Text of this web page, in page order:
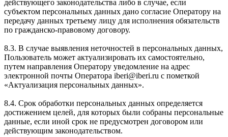
действующего законодательства либо в случае, если
субъектом персональных данных дано согласие Оператору на
передачу данных третьему лицу для исполнения обязательств
по гражданско-правовому договору.
8.3. В случае выявления неточностей в персональных данных,
Пользователь может актуализировать их самостоятельно,
путем направления Оператору уведомление на адрес
электронной почты Оператора iberi@iberi.ru с пометкой
«Актуализация персональных данных».
8.4. Срок обработки персональных данных определяется
достижением целей, для которых были собраны персональные
данные, если иной срок не предусмотрен договором или
действующим законодательством.